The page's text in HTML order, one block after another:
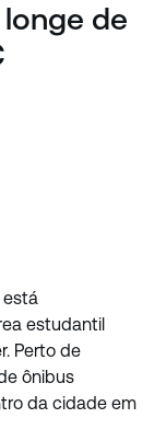
de
está
estudantil
Perto de
ônibus
da cidade em